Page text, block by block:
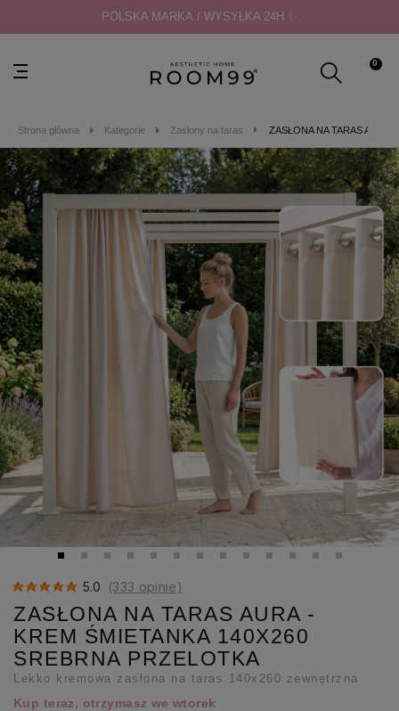
POLSKA MARKA / WYSYŁKA 24H ✨
0
Strona główna Kategorie Zasłony na taras ZASŁONA NA TARAS AURA
5.0 (333 opinie)
ZASŁONA NA TARAS AURA -
KREM ŚMIETANKA 140X260
SREBRNA PRZELOTKA
Lekko kremowa zasłona na taras 140x260 zewnętrzna
Kup teraz, otrzymasz we wtorek